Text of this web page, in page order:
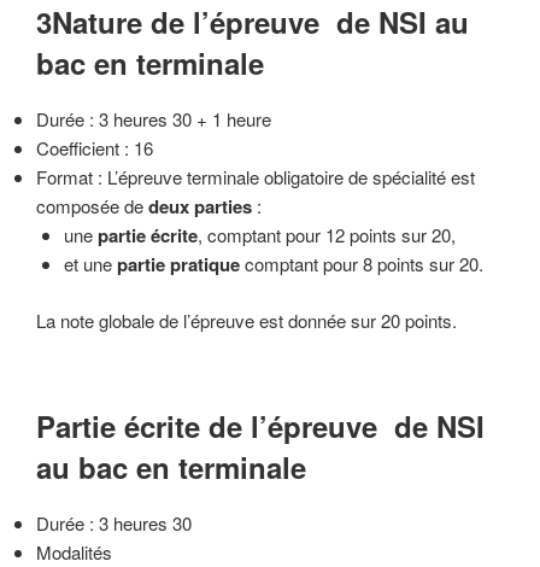
3Nature de l’épreuve de NSI au
bac en terminale
Durée : 3 heures 30 + 1 heure
Coefficient : 16
Format : L’épreuve terminale obligatoire de spécialité est
composée dedeux parties :
unepartie écrite, comptant pour 12 points sur 20,
et unepartie pratiquecomptant pour 8 points sur 20.
La note globale de l’épreuve est donnée sur 20 points.
Partie écrite de l’épreuve de NSI
au bac en terminale
Durée : 3 heures 30
Modalités